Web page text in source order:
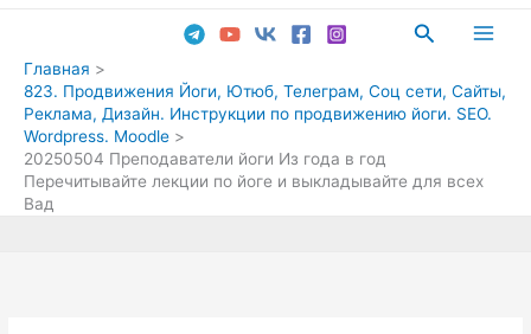
Поиск
Главная
823. Продвижения Йоги, Ютюб, Телеграм, Соц сети, Сайты,
Реклама, Дизайн. Инструкции по продвижению йоги. SEO.
Wordpress. Moodle
20250504 Преподаватели йоги Из года в год
Перечитывайте лекции по йоге и выкладывайте для всех
Вад